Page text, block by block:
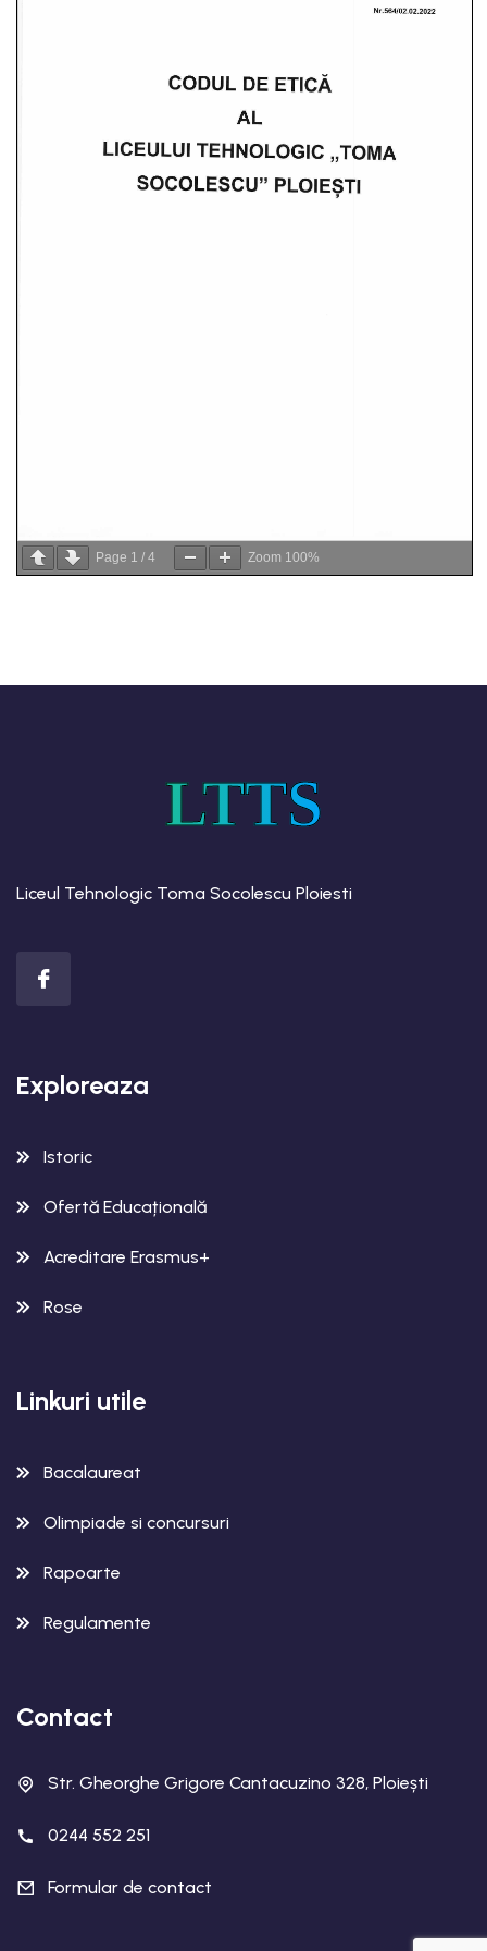
Page 1 / 4 Zoom 100%
LTTS
Liceul Tehnologic Toma Socolescu Ploiesti
Exploreaza
Istoric
Ofertă Educațională
Acreditare Erasmus+
Rose
Linkuri utile
Bacalaureat
Olimpiade si concursuri
Rapoarte
Regulamente
Contact
Str. Gheorghe Grigore Cantacuzino 328, Ploiești
0244 552 251
Formular de contact